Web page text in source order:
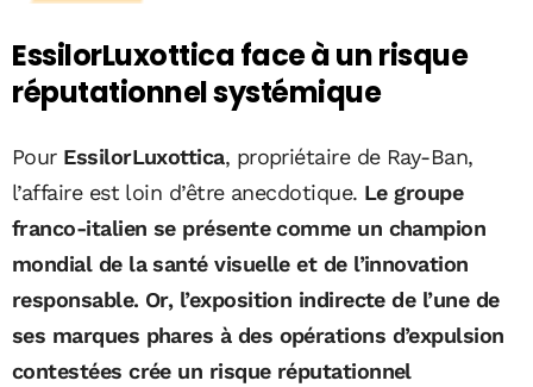
EssilorLuxottica face à un risque
réputationnel systémique
Pour EssilorLuxottica, propriétaire de Ray-Ban,
l’affaire est loin d’être anecdotique. Le groupe
franco-italien se présente comme un champion
mondial de la santé visuelle et de l’innovation
responsable. Or, l’exposition indirecte de l’une de
ses marques phares à des opérations d’expulsion
contestées crée un risque réputationnel